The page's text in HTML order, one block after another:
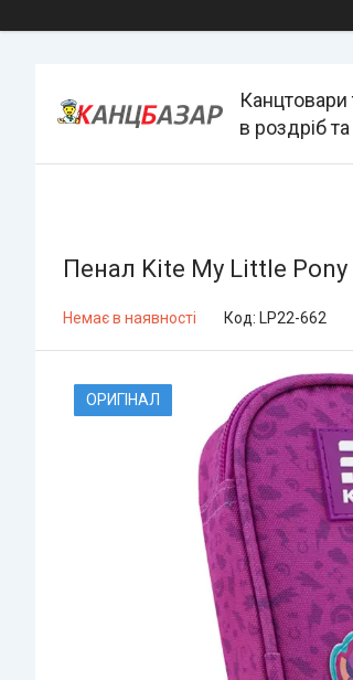
Канцтовари
в роздріб
Пенал Kite My Little Pony
Немає в наявності Код: LP22-662
ОРИГІНАЛ